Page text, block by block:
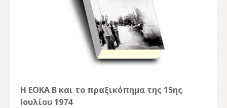
Η ΕΟΚΑ Β και το πραξικόπημα της 15ης
Ιουλίου 1974